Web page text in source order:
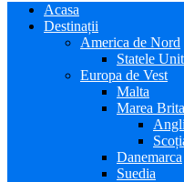
Acasa
Destinații
America de Nord
Statele
Europa de Vest
Malta
Marea
Danemarca
Suedia